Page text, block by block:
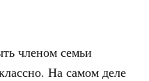
членом семьи
На самом деле